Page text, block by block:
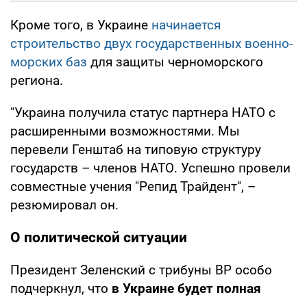
Кроме того, в Украине начинается
строительство двух государственных военно-
морских баз для защиты черноморского
региона.
"Украина получила статус партнера НАТО с
расширенными возможностями. Мы
перевели Генштаб на типовую структуру
государств – членов НАТО. Успешно провели
совместные учения "Репид Трайдент", –
резюмировал он.
О политической ситуации
Президент Зеленский с трибуны ВР особо
подчеркнул, что в Украине будет полная